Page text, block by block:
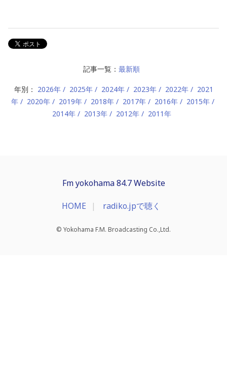
記事一覧： 最新順
年別： 2026年 2025年 2024年 2023年 2022年
2021
年
2020年 2019年 2018年 2017年 2016年
2015年
2014年
2013年 2012年 2011年
Fm yokohama 84.7 Website
HOME radiko.jpで聴く
© Yokohama F.M. Broadcasting Co.,Ltd.